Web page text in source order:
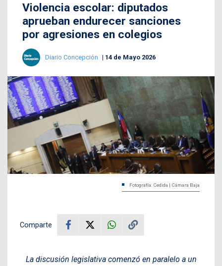
Violencia escolar: diputados
aprueban endurecer sanciones
por agresiones en colegios
Diario Concepción 14 de Mayo 2026
Fotografía: Cedida | Cámara Baja
Comparte
La discusión legislativa comenzó en paralelo a un